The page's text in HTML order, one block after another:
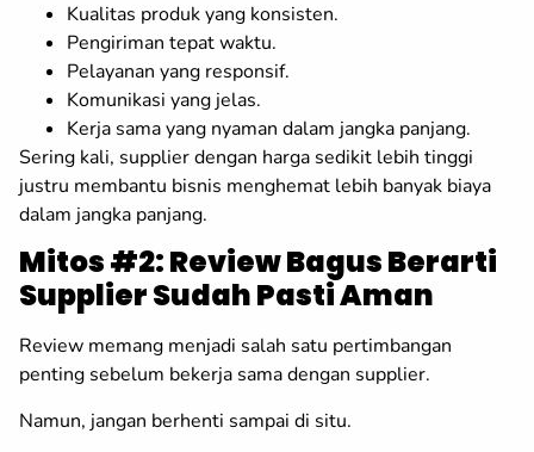
Kualitas produk yang konsisten.
Pengiriman tepat waktu.
Pelayanan yang responsif.
Komunikasi yang jelas.
Kerja sama yang nyaman dalam jangka panjang.
Sering kali, supplier dengan harga sedikit lebih tinggi
justru membantu bisnis menghemat lebih banyak biaya
dalam jangka panjang.
Mitos #2: Review Bagus Berarti
Supplier Sudah Pasti Aman
Review memang menjadi salah satu pertimbangan
penting sebelum bekerja sama dengan supplier.
Namun, jangan berhenti sampai di situ.